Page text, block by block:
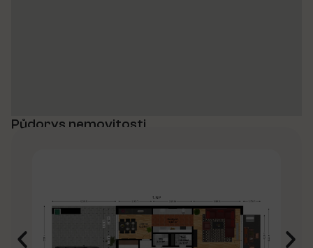
Půdorys nemovitosti